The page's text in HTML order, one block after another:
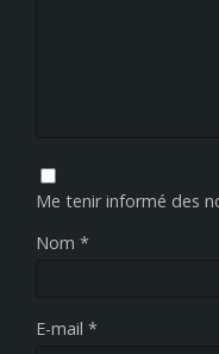
Me tenir informé des
Nom *
E-mail *